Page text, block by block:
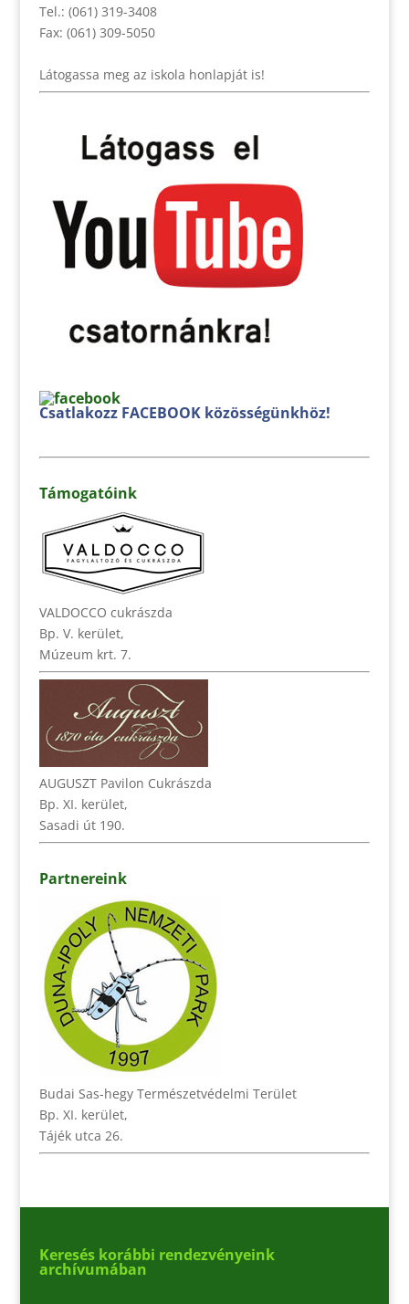
Tel.: (061) 319-3408
Fax: (061) 309-5050
Látogassa meg az iskola honlapját is!
Csatlakozz FACEBOOK közösségünkhöz!
Támogatóink
VALDOCCO cukrászda
Bp. V. kerület,
Múzeum krt. 7.
AUGUSZT Pavilon Cukrászda
Bp. XI. kerület,
Sasadi út 190.
Partnereink
Budai Sas-hegy Természetvédelmi Terület
Bp. XI. kerület,
Tájék utca 26.
Keresés korábbi rendezvényeink
archívumában